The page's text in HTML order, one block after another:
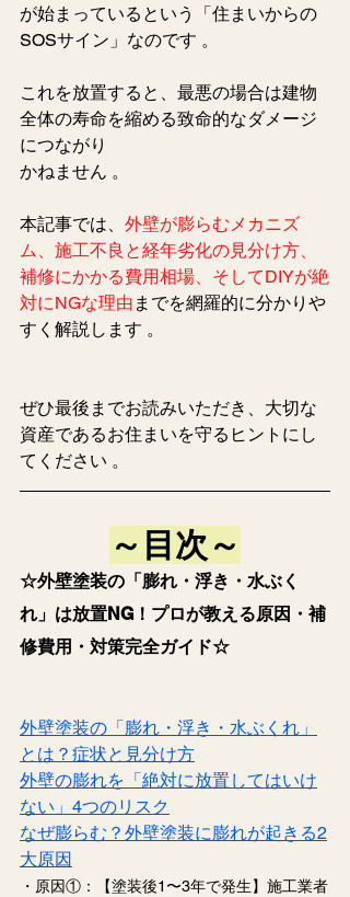
が始まっているという「住まいからの
SOSサイン」なのです 。
これを放置すると、最悪の場合は建物
全体の寿命を縮める致命的なダメージ
につながり
かねません 。
本記事では、 外壁が膨らむメカニズ
ム、施工不良と経年劣化の見分け方、
補修にかかる費用相場、そしてDIYが絶
対にNGな理由 までを網羅的に分かりや
すく解説します 。
ぜひ最後までお読みいただき、大切な
資産であるお住まいを守るヒントにし
てください 。
～目次～
☆外壁塗装の「膨れ・浮き・水ぶく
れ」は放置NG！プロが教える原因・補
修費用・対策完全ガイド☆
外壁塗装の「膨れ・浮き・水ぶくれ」
とは？症状と見分け方
外壁の膨れを「絶対に放置してはいけ
ない」4つのリスク
なぜ膨らむ？外壁塗装に膨れが起きる2
大原因
・原因①：【塗装後1〜3年で発生】施工業者